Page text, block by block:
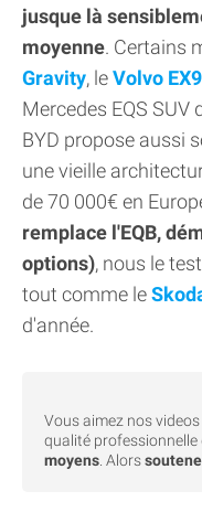
jusque là
moyenne. Certains
Gravity, leVolvo
Mercedes EQS
BYD propose aussi
une vieille
de 70 000€ en
remplace l'EQB,
options), nous le
tout comme le
d'année.
Vous aimez nos
qualité professionnelle
moyens . Alors